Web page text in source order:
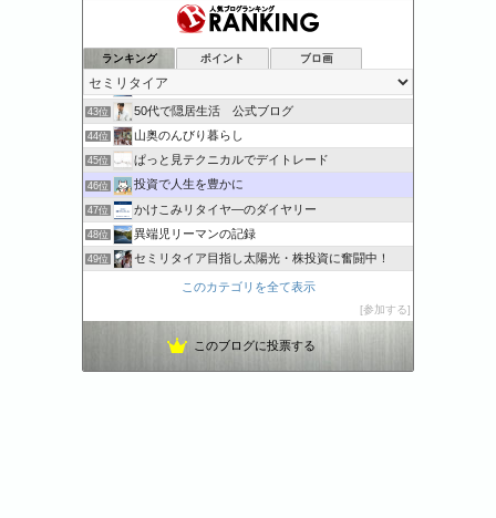
ランキング ポイント ブロ画
自由になりたい -セミリタイアを目指して-
山籠りクロスグレード
41位 毎日が祝日。
42位 55歳からのタイ語
43位 50代で隠居生活 公式ブログ
44位 山奥のんびり暮らし
45位 ぱっと見テクニカルでデイトレード
46位 投資で人生を豊かに
47位 かけこみリタイヤ―のダイヤリー
48位 異端児リーマンの記録
49位 セミリタイア目指し太陽光・株投資に奮闘中！
リタイアに向けて
働かない生活を満喫する人の家計簿
このカテゴリを全て表示
参加する
このブログに投票する